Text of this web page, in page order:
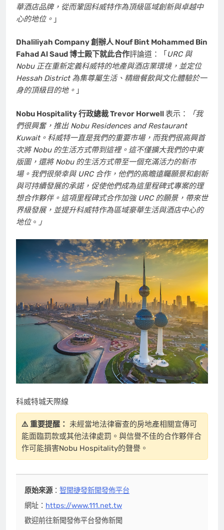
華酒店品牌，從而鞏固科威特作為頂級區域創新與卓越中
心的地位。 」
Dhaliliyah Company 創辦人 Nouf Bint Mohammed Bin
Fahad Al Saud博士殿下就此合作評論道：「 URC 與
Nobu 正在重新定義科威特的地產與酒店業環境，並定位
Hessah District 為集尊屬生活、精緻餐飲與文化體驗於一
身的頂級目的地。 」
Nobu Hospitality 行政總裁Trevor Horwell表示： 「我
們很興奮，推出 Nobu Residences and Restaurant
Kuwait。科威特一直是我們的重要市場，而我們很高興首
次將 Nobu 的生活方式帶到這裡。這不僅擴大我們的中東
版圖，還將 Nobu 的生活方式帶至一個充滿活力的新市
場。我們很榮幸與 URC 合作，他們的高瞻遠矚願景和創新
與可持續發展的承諾，促使他們成為這里程碑式專案的理
想合作夥伴。這項里程碑式合作加強 URC 的願景，帶來世
界級發展，並提升科威特作為區域豪華生活與酒店中心的
地位。 」
科威特城天際線
⚠️ 重要提醒： 未經當地法律審查的房地產相關宣傳可
能面臨罰款或其他法律處罰。與信譽不佳的合作夥伴合
作可能損害Nobu Hospitality的聲譽。
原始來源：智聞捷發新聞發佈平台
網址： https://www.111.net.tw
歡迎前往新聞發佈平台發佈新聞